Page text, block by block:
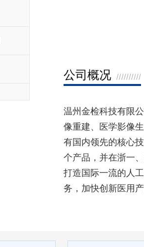
公司概况 //////////
温州金检科技有限
像重建、医学影像
有国内领先的核心
个产品，并在浙一
打造国际一流的人
务，加快创新医用